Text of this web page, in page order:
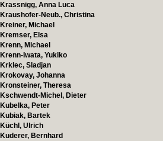
Krassnigg, Anna Luca
Kraushofer-Neub., Christina
Kreiner, Michael
Kremser, Elsa
Krenn, Michael
Krenn-Iwata, Yukiko
Krklec, Sladjan
Krokovay, Johanna
Kronsteiner, Theresa
Kschwendt-Michel, Dieter
Kubelka, Peter
Kubiak, Bartek
Küchl, Ulrich
Kuderer, Bernhard